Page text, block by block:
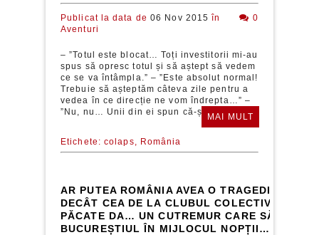
Publicat la data de 06 Nov 2015 în
Aventuri
0
– ”Totul este blocat… Toți investitorii mi-au
spus să opresc totul și să aștept să vedem
ce se va întâmpla.” – ”Este absolut normal!
Trebuie să așteptăm câteva zile pentru a
vedea în ce direcție ne vom îndrepta…” –
”Nu, nu… Unii din ei spun că-și...MAI MULT
Etichete: colaps, România
AR PUTEA ROMÂNIA AVEA O TRAGEDIE MAI
DECÂT CEA DE LA CLUBUL COLECTIV? DIN
PĂCATE DA… UN CUTREMUR CARE SĂ
BUCUREȘTIUL ÎN MIJLOCUL NOPȚII…